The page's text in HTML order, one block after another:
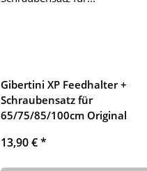
Gibertini XP Feedhalter +
Schraubensatz für
65/75/85/100cm Original
13,90 €*